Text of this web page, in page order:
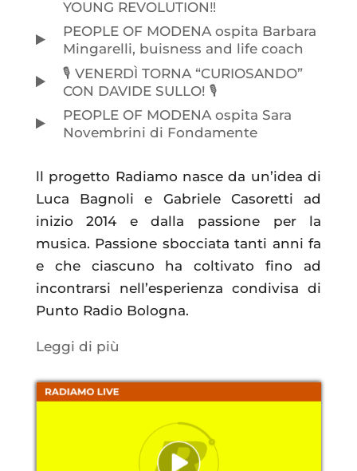
YOUNG REVOLUTION‼️
PEOPLE OF MODENA ospita Barbara
Mingarelli, buisness and life coach
🎙️ VENERDÌ TORNA “CURIOSANDO”
CON DAVIDE SULLO! 🎙️
PEOPLE OF MODENA ospita Sara
Novembrini di Fondamente
ll progetto Radiamo nasce da un’idea di
Luca Bagnoli e Gabriele Casoretti ad
inizio 2014 e dalla passione per la
musica. Passione sbocciata tanti anni fa
e che ciascuno ha coltivato fino ad
incontrarsi nell’esperienza condivisa di
Punto Radio Bologna.
Leggi di più